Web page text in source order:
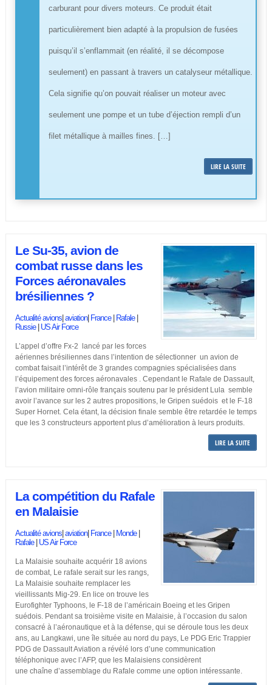
carburant pour divers moteurs. Ce produit était
particulièrement bien adapté à la propulsion de fusées
puisqu’il s’enflammait (en réalité, il se décompose
seulement) en passant à travers un catalyseur métallique.
Cela signifie qu’on pouvait réaliser un moteur avec
seulement une pompe et un tube d’éjection rempli d’un
filet métallique à mailles fines. […]
LIRE LA SUITE
Le Su-35, avion de
combat russe dans les
Forces aéronavales
brésiliennes ?
Actualité avions| aviation| France| Rafale|
Russie| US Air Force
L’appel d’offre Fx-2 lancé par les forces
aériennes brésiliennes dans l’intention de sélectionner un avion de
combat faisait l’intérêt de 3 grandes compagnies spécialisées dans
l’équipement des forces aéronavales . Cependant le Rafale de Dassault,
l’avion militaire omni-rôle français soutenu par le président Lula semble
avoir l’avance sur les 2 autres propositions, le Gripen suédois et le F-18
Super Hornet. Cela étant, la décision finale semble être retardée le temps
que les 3 constructeurs apportent plus d’amélioration à leurs produits.
LIRE LA SUITE
La compétition du Rafale
en Malaisie
Actualité avions| aviation| France| Monde|
Rafale| US Air Force
La Malaisie souhaite acquérir 18 avions
de combat, Le rafale serait sur les rangs,
La Malaisie souhaite remplacer les
vieillissants Mig-29. En lice on trouve les
Eurofighter Typhoons, le F-18 de l’américain Boeing et les Gripen
suédois. Pendant sa troisième visite en Malaisie, à l’occasion du salon
consacré à l’aéronautique et à la défense, qui se déroule tous les deux
ans, au Langkawi, une île située au nord du pays, Le PDG Eric Trappier
PDG de Dassault Aviation a révélé lors d’une communication
téléphonique avec l’AFP, que les Malaisiens considèrent
une chaîne d’assemblage du Rafale comme une option intéressante.